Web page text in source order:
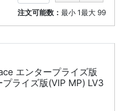
注文可能数： 最小 1最大 99
エンタープライズ版
ライズ版(VIP MP) LV3